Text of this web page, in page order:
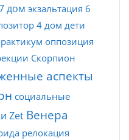
дом экзальтация 6
4 дом дети
оппозиция
Скорпион
аспекты
социальные
Zet Венера
релокация